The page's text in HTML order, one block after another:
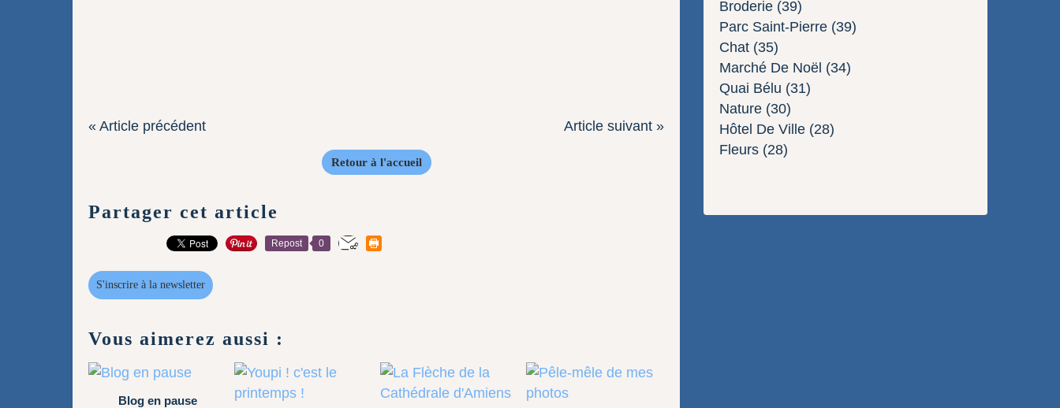
« Article précédent Article suivant »
Retour à l'accueil
Partager cet article
Repost 0
S'inscrire à la newsletter
Vous aimerez aussi :
Blog en pause
Broderie (39)
Parc Saint-Pierre (39)
Chat (35)
Marché De Noël (34)
Quai Bélu (31)
Nature (30)
Hôtel De Ville (28)
Fleurs (28)